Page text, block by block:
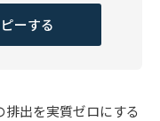
ーする
出を実質ゼロにする